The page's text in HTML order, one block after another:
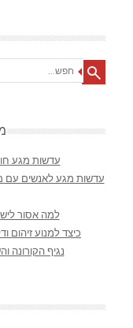
עדשות מגע
עדשות מגע לאנשים עם
למה אסור
כיצד למנוע
נגיף